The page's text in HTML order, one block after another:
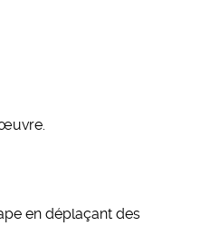
en déplaçant des